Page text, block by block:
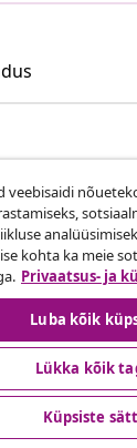
veebisaidi
kohta ka meie
Privaatsus- ja
Luba kõik
Lükka kõik
Küpsiste